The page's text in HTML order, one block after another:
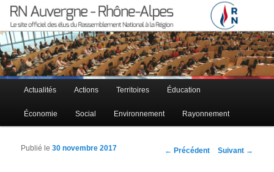
RN Auvergne – Rhône-Alpes
Le site officiel des élus RN à la région Auvergne – Rhône-Alpes
Menu principal
Aller au contenu principal
Aller au contenu secondaire
Actualités Actions Territoires Éducation
Économie Social Environnement Rayonnement
Navigation des articles
← Précédent Suivant →
Publié le30 novembre 2017